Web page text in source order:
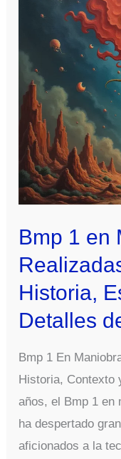
Bmp 1 en
Historia,
Detalles
Bmp 1 En
Historia, Contexto
años, el Bmp 1 en
ha despertado
aficionados a la